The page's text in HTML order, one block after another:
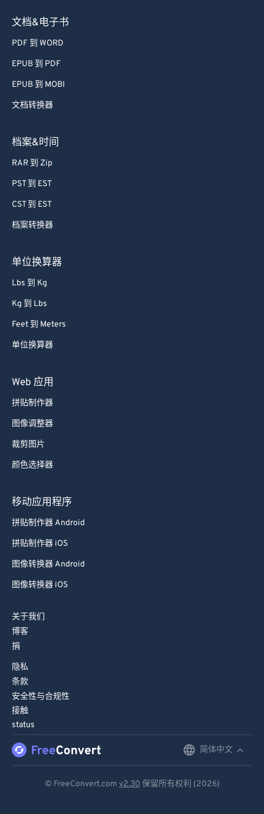
文档&电子书
PDF 到 WORD
EPUB 到 PDF
EPUB 到 MOBI
文档转换器
档案&时间
RAR 到 Zip
PST 到 EST
CST 到 EST
档案转换器
单位换算器
Lbs 到 Kg
Kg 到 Lbs
Feet 到 Meters
单位换算器
Web 应用
拼贴制作器
图像调整器
裁剪图片
颜色选择器
移动应用程序
拼贴制作器 Android
拼贴制作器 iOS
图像转换器 Android
图像转换器 iOS
关于我们
博客
捐
隐私
条款
安全性与合规性
接触
status
简体中文
© FreeConvert.com v2.30 保留所有权利 (2026)